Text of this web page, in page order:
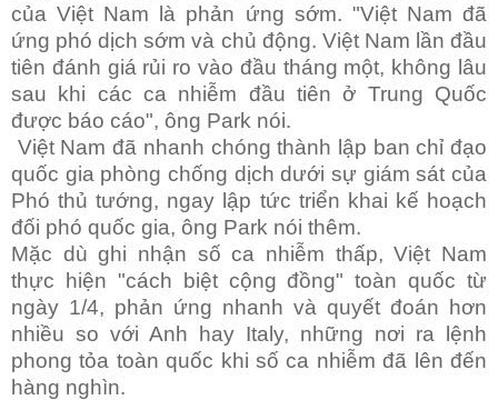
của Việt Nam là phản ứng sớm. "Việt Nam đã
ứng phó dịch sớm và chủ động. Việt Nam lần đầu
tiên đánh giá rủi ro vào đầu tháng một, không lâu
sau khi các ca nhiễm đầu tiên ở Trung Quốc
được báo cáo", ông Park nói.
Việt Nam đã nhanh chóng thành lập ban chỉ đạo
quốc gia phòng chống dịch dưới sự giám sát của
Phó thủ tướng, ngay lập tức triển khai kế hoạch
đối phó quốc gia, ông Park nói thêm.
Mặc dù ghi nhận số ca nhiễm thấp, Việt Nam
thực hiện "cách biệt cộng đồng" toàn quốc từ
ngày 1/4, phản ứng nhanh và quyết đoán hơn
nhiều so với Anh hay Italy, những nơi ra lệnh
phong tỏa toàn quốc khi số ca nhiễm đã lên đến
hàng nghìn.